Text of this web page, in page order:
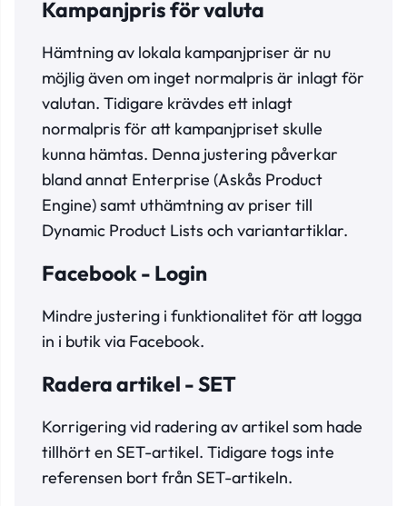
Kampanjpris för valuta
Hämtning av lokala kampanjpriser är nu
möjlig även om inget normalpris är inlagt för
valutan. Tidigare krävdes ett inlagt
normalpris för att kampanjpriset skulle
kunna hämtas. Denna justering påverkar
bland annat Enterprise (Askås Product
Engine) samt uthämtning av priser till
Dynamic Product Lists och variantartiklar.
Facebook - Login
Mindre justering i funktionalitet för att logga
in i butik via Facebook.
Radera artikel - SET
Korrigering vid radering av artikel som hade
tillhört en SET-artikel. Tidigare togs inte
referensen bort från SET-artikeln.